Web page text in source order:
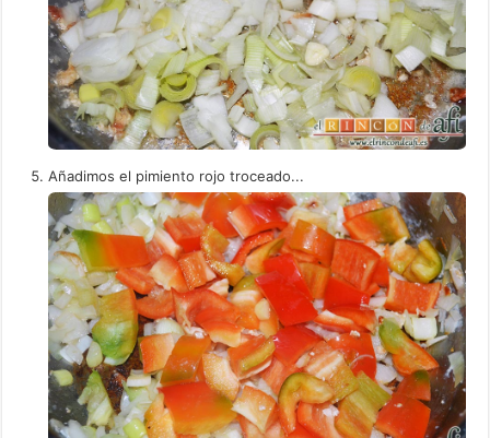
Añadimos el pimiento rojo troceado...